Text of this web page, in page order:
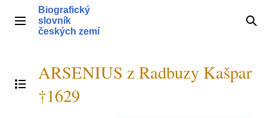
obsahHlavní menu
Biografický
slovník
českých zemí
Přepnout obsah
ARSENIUS z Radbuzy Kašpar
†1629